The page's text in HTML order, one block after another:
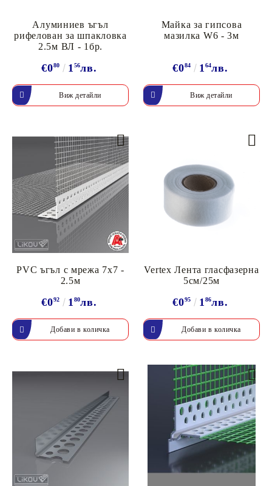
Алуминиев ъгъл
рифелован за шпакловка
2.5м ВЛ - 1бр.
€080 1 56лв.
Виж детайли
Майка за гипсова
мазилка W6 - 3м
€084 1 64лв.
Виж детайли
PVC ъгъл с мрежа 7x7 -
2.5м
€092 180лв.
Vertex Лента гласфазерна
5см/25м
€095 186лв.